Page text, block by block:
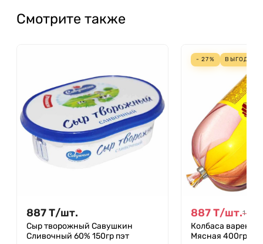
Смотрите также
887Т/шт.
Сыр творожный Савушкин
Сливочный 60% 150гр пэт
- 27% ВЫГОДА
887Т/шт.1 215
Колбаса
Мясная 400гр м/у